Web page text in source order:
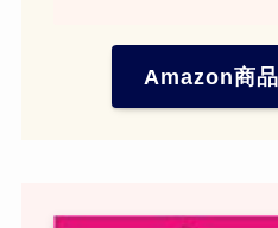
Amazon商